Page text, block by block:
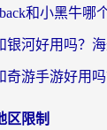
区限制